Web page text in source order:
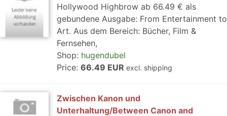
Hollywood Highbrow ab 66.49 € als
gebundene Ausgabe: From Entertainment to
Art. Aus dem Bereich: Bücher, Film &
Fernsehen,
Shop: hugendubel
Price: 66.49 EUR excl. shipping
Zwischen Kanon und
Unterhaltung/Between Canon and